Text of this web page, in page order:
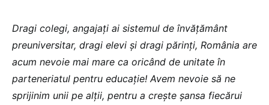
Dragi colegi, angajați ai sistemul de învățământ
preuniversitar, dragi elevi și dragi părinți, România are
acum nevoie mai mare ca oricând de unitate în
parteneriatul pentru educație! Avem nevoie să ne
sprijinim unii pe alții, pentru a crește șansa fiecărui